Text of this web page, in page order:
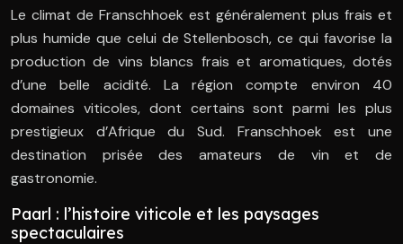
Le climat de Franschhoek est généralement plus frais et
plus humide que celui de Stellenbosch, ce qui favorise la
production de vins blancs frais et aromatiques, dotés
d’une belle acidité. La région compte environ 40
domaines viticoles, dont certains sont parmi les plus
prestigieux d’Afrique du Sud. Franschhoek est une
destination prisée des amateurs de vin et de
gastronomie.
Paarl : l’histoire viticole et les paysages
spectaculaires